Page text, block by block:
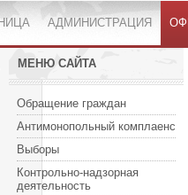
АДМИНИСТРАЦИЯ
МЕНЮ САЙТА
Обращение граждан
Антимонопольный комплаенс
Выборы
Контрольно-надзорная
деятельность